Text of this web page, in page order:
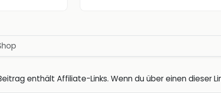
enthält Affiliate-Links. Wenn du über einen dieser